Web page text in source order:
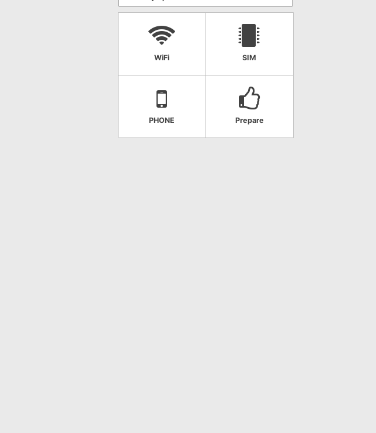
WiFi SIM
PHONE Prepare